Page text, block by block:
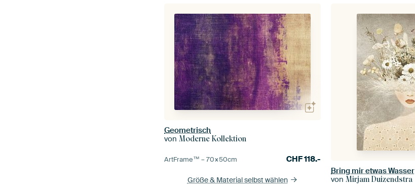
Geometrisch
vonModerne Kollektion
ArtFrame™ –70×50cm CHF118.-
Größe & Material selbst wählen
Bring mir etwas Wasser
vonMirjam Duizendstra